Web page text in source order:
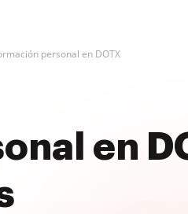
personal en DOTX
en